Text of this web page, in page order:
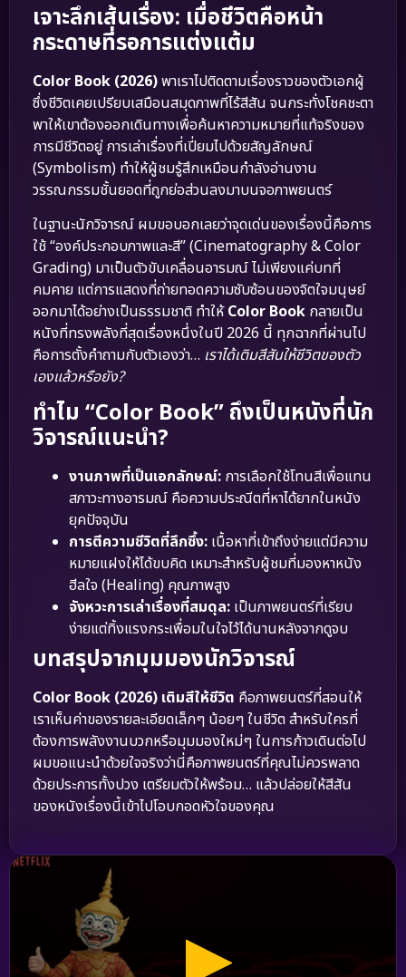
เจาะลึกเส้นเรื่อง: เมื่อชีวิตคือหน้า
กระดาษที่รอการแต่งแต้ม
Color Book (2026)พาเราไปติดตามเรื่องราวของตัวเอกผู้
ซึ่งชีวิตเคยเปรียบเสมือนสมุดภาพที่ไร้สีสัน จนกระทั่งโชคชะตา
พาให้เขาต้องออกเดินทางเพื่อค้นหาความหมายที่แท้จริงของ
การมีชีวิตอยู่ การเล่าเรื่องที่เปี่ยมไปด้วยสัญลักษณ์
(Symbolism) ทำให้ผู้ชมรู้สึกเหมือนกำลังอ่านงาน
วรรณกรรมชั้นยอดที่ถูกย่อส่วนลงมาบนจอภาพยนตร์
ในฐานะนักวิจารณ์ ผมขอบอกเลยว่าจุดเด่นของเรื่องนี้คือการ
ใช้ “องค์ประกอบภาพและสี” (Cinematography & Color
Grading) มาเป็นตัวขับเคลื่อนอารมณ์ ไม่เพียงแค่บทที่
คมคาย แต่การแสดงที่ถ่ายทอดความซับซ้อนของจิตใจมนุษย์
ออกมาได้อย่างเป็นธรรมชาติ ทำให้Color Book กลายเป็น
หนังที่ทรงพลังที่สุดเรื่องหนึ่งในปี 2026 นี้ ทุกฉากที่ผ่านไป
คือการตั้งคำถามกับตัวเองว่า… เราได้เติมสีสันให้ชีวิตของตัว
เองแล้วหรือยัง?
ทำไม “Color Book” ถึงเป็นหนังที่นัก
วิจารณ์แนะนำ?
งานภาพที่เป็นเอกลักษณ์: การเลือกใช้โทนสีเพื่อแทน
สภาวะทางอารมณ์ คือความประณีตที่หาได้ยากในหนัง
ยุคปัจจุบัน
การตีความชีวิตที่ลึกซึ้ง: เนื้อหาที่เข้าถึงง่ายแต่มีความ
หมายแฝงให้ได้ขบคิด เหมาะสำหรับผู้ชมที่มองหาหนัง
ฮีลใจ (Healing) คุณภาพสูง
จังหวะการเล่าเรื่องที่สมดุล: เป็นภาพยนตร์ที่เรียบ
ง่ายแต่ทิ้งแรงกระเพื่อมในใจไว้ได้นานหลังจากดูจบ
บทสรุปจากมุมมองนักวิจารณ์
Color Book (2026) เติมสีให้ชีวิต คือภาพยนตร์ที่สอนให้
เราเห็นค่าของรายละเอียดเล็กๆ น้อยๆ ในชีวิต สำหรับใครที่
ต้องการพลังงานบวกหรือมุมมองใหม่ๆ ในการก้าวเดินต่อไป
ผมขอแนะนำด้วยใจจริงว่านี่คือภาพยนตร์ที่คุณไม่ควรพลาด
ด้วยประการทั้งปวง เตรียมตัวให้พร้อม… แล้วปล่อยให้สีสัน
ของหนังเรื่องนี้เข้าไปโอบกอดหัวใจของคุณ